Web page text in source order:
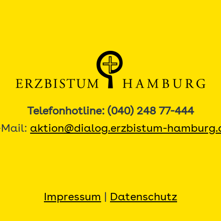
Telefonhotline: (040) 248 77-444
aktion@dialog.erzbistum-
Impressum Datenschutz